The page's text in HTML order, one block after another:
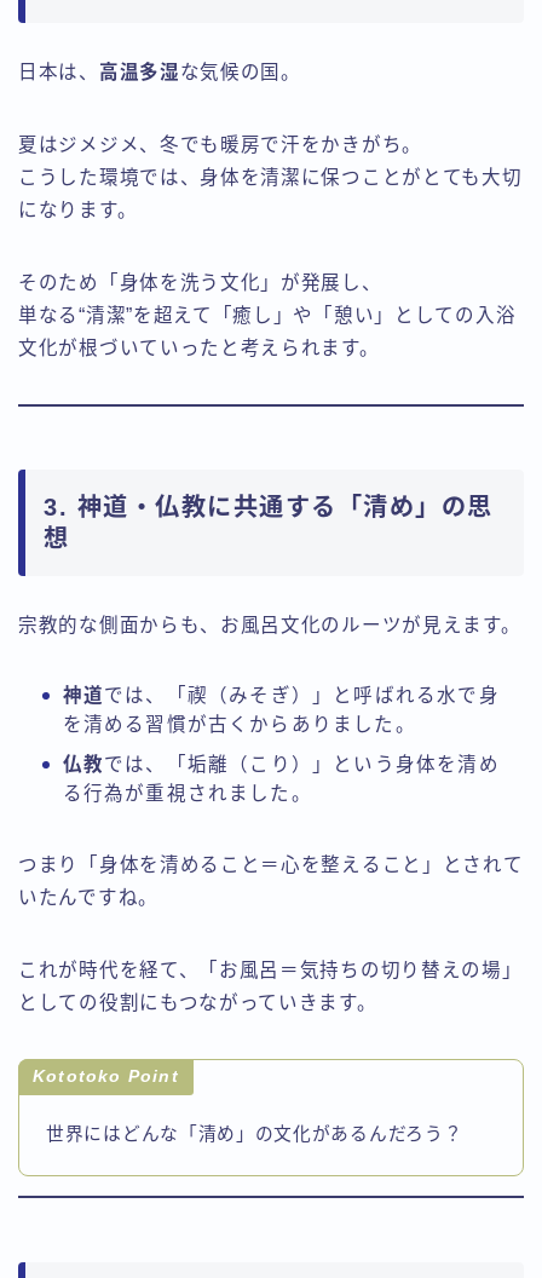
日本は、 高温多湿な気候の国。
夏はジメジメ、冬でも暖房で汗をかきがち。
こうした環境では、身体を清潔に保つことがとても大切
になります。
そのため「身体を洗う文化」が発展し、
単なる“清潔”を超えて「癒し」や「憩い」としての入浴
文化が根づいていったと考えられます。
3. 神道・仏教に共通する「清め」の思
想
宗教的な側面からも、お風呂文化のルーツが見えます。
神道では、「禊（みそぎ）」と呼ばれる水で身
を清める習慣が古くからありました。
仏教では、「垢離（こり）」という身体を清め
る行為が重視されました。
つまり「身体を清めること＝心を整えること」とされて
いたんですね。
これが時代を経て、「お風呂＝気持ちの切り替えの場」
としての役割にもつながっていきます。
Kototoko Point
世界にはどんな「清め」の文化があるんだろう？